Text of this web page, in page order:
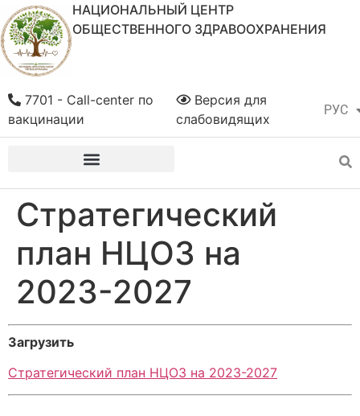
НАЦИОНАЛЬНЫЙ ЦЕНТР
ОБЩЕСТВЕННОГО ЗДРАВООХРАНЕНИЯ
РУС
ҚАЗ
Версия для
слабовидящих
7701 - Call-center по
вакцинации
Стратегический
план НЦОЗ на
2023-2027
Загрузить
Стратегический план НЦОЗ на 2023-2027